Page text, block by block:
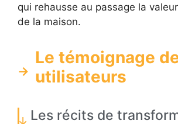
qui rehausse au passage la
de la maison.
Le témoignage
utilisateurs
Les récits de